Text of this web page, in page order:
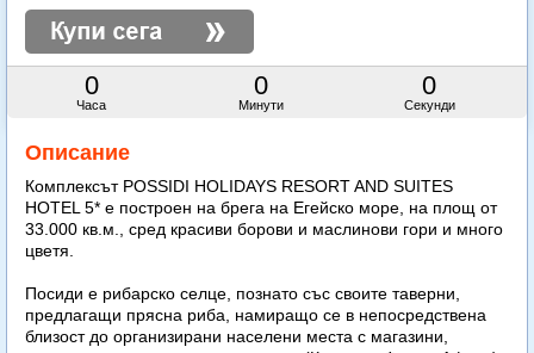
0
Часа
0
Минути
0
Секунди
Описание
Комплексът POSSIDI HOLIDAYS RESORT AND SUITES
HOTEL 5* е построен на брега на Егейско море, на площ от
33.000 кв.м., сред красиви борови и маслинови гори и много
цветя.
Посиди е рибарско селце, познато със своите таверни,
предлагащи прясна риба, намиращо се в непосредствена
близост до организирани населени места с магазини,